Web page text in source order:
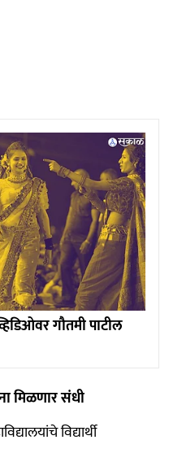
गौतमी पाटील
मिळणार संधी
विद्यार्थी